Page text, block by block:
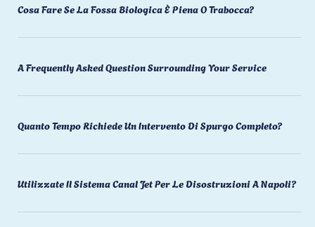
Cosa Fare Se La Fossa Biologica È Piena O Trabocca?
A Frequently Asked Question Surrounding Your Service
Quanto Tempo Richiede Un Intervento Di Spurgo Completo?
Utilizzate Il Sistema Canal Jet Per Le Disostruzioni A Napoli?